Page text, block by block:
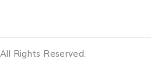
Rights Reserved.